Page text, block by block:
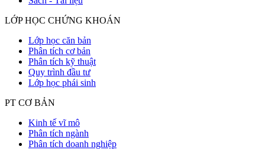
LỚP HỌC CHỨNG KHOÁN
Lớp học căn bản
Phân tích cơ bản
Phân tích kỹ thuật
Quy trình đầu tư
Lớp học phái sinh
PT CƠ BẢN
Kinh tế vĩ mô
Phân tích ngành
Phân tích doanh nghiệp